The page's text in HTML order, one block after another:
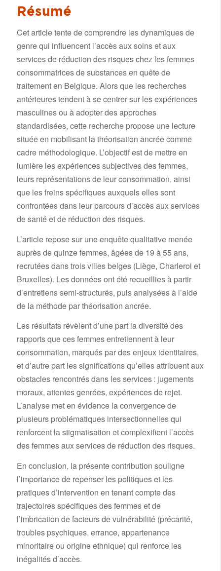
Résumé
Cet article tente de comprendre les dynamiques de
genre qui influencent l’accès aux soins et aux
services de réduction des risques chez les femmes
consommatrices de substances en quête de
traitement en Belgique. Alors que les recherches
antérieures tendent à se centrer sur les expériences
masculines ou à adopter des approches
standardisées, cette recherche propose une lecture
située en mobilisant la théorisation ancrée comme
cadre méthodologique. L’objectif est de mettre en
lumière les expériences subjectives des femmes,
leurs représentations de leur consommation, ainsi
que les freins spécifiques auxquels elles sont
confrontées dans leur parcours d’accès aux services
de santé et de réduction des risques.
L’article repose sur une enquête qualitative menée
auprès de quinze femmes, âgées de 19 à 55 ans,
recrutées dans trois villes belges (Liège, Charleroi et
Bruxelles). Les données ont été recueillies à partir
d’entretiens semi-structurés, puis analysées à l’aide
de la méthode par théorisation ancrée.
Les résultats révèlent d’une part la diversité des
rapports que ces femmes entretiennent à leur
consommation, marqués par des enjeux identitaires,
et d’autre part les significations qu’elles attribuent aux
obstacles rencontrés dans les services : jugements
moraux, attentes genrées, expériences de rejet.
L’analyse met en évidence la convergence de
plusieurs problématiques intersectionnelles qui
renforcent la stigmatisation et complexifient l’accès
des femmes aux services de réduction des risques.
En conclusion, la présente contribution souligne
l’importance de repenser les politiques et les
pratiques d’intervention en tenant compte des
trajectoires spécifiques des femmes et de
l’imbrication de facteurs de vulnérabilité (précarité,
troubles psychiques, errance, appartenance
minoritaire ou origine ethnique) qui renforce les
inégalités d’accès.